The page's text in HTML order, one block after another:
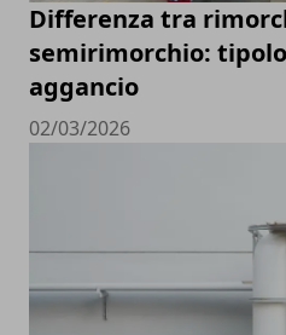
Differenza tra
semirimorchio:
aggancio
02/03/2026